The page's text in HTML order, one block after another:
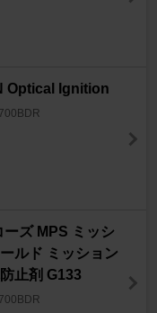
Optical Ignition
ズ MPS ミッシ
ルド ミッション
止剤 G133